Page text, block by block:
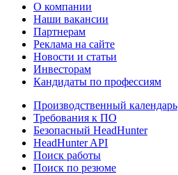
О компании
Наши вакансии
Партнерам
Реклама на сайте
Новости и статьи
Инвесторам
Кандидаты по профессиям
Производственный календарь
Требования к ПО
Безопасный HeadHunter
HeadHunter API
Поиск работы
Поиск по резюме